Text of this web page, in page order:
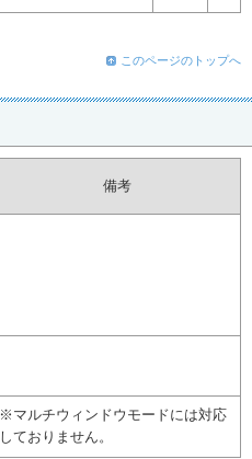
このページのトップへ
備考
※マルチウィンドウモードには対応
しておりません。